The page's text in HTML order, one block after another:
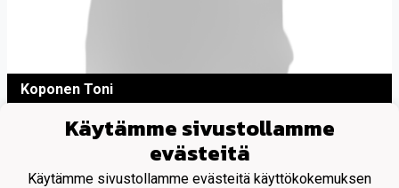
Koponen Toni
MaalivahtiKäytämme sivustollamme
evästeitä
Käytämme sivustollamme evästeitä käyttökokemuksen